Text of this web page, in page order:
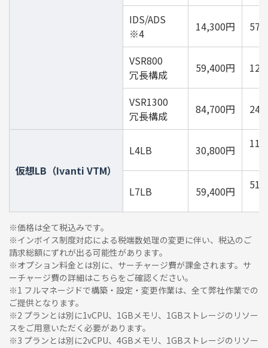
IDS/ADS
※4
14,300円
VSR800
冗長構成
59,400円
VSR1300
冗長構成
84,700円
仮想LB（Ivanti VTM）
L4LB 30,800円
L7LB 59,400円
※価格は全て税込みです。
※インボイス制度対応による税端数処理の変更に伴い、税込のご
請求総額にずれが出る可能性があります。
※オプション料金とは別に、サーチャージ費が課金されます。サ
ーチャージ費の詳細はこちらをご確認ください。
※1 フルマネージドで構築・設定・変更作業は、全て弊社作業での
ご提供となります。
※2 プランとは別に1vCPU、1GBメモリ、1GBストレージのリソー
スをご用意いただく必要があります。
※3 プランとは別に2vCPU、4GBメモリ、1GBストレージのリソー